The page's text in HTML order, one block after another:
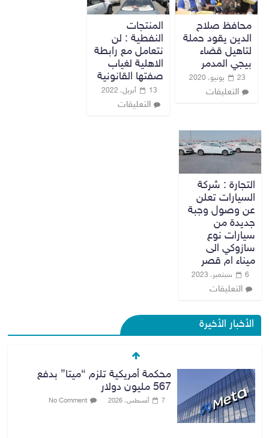
محافظ صلاح
الدين يقود حملة
لتاهيل قضاء
بيجي المدمر
23 يونيو، 2020
التعليقات
المنتجات
النفطية : لن
نتعامل مع رابطة
الاهلية لغياب
صفتها القانونية
13 أبريل، 2022
التعليقات
التجارة : شركة
السيارات تعلن
عن وصول وجبة
جديدة من
سيارات نوع
سازوكي الى
ميناء ام قصر
6 سبتمبر، 2023
التعليقات
الأخبار الأخيرة
محكمة أمريكية تلزم “ميتا” بدفع
567 مليون دولار
7 أغسطس، 2026 No Comment